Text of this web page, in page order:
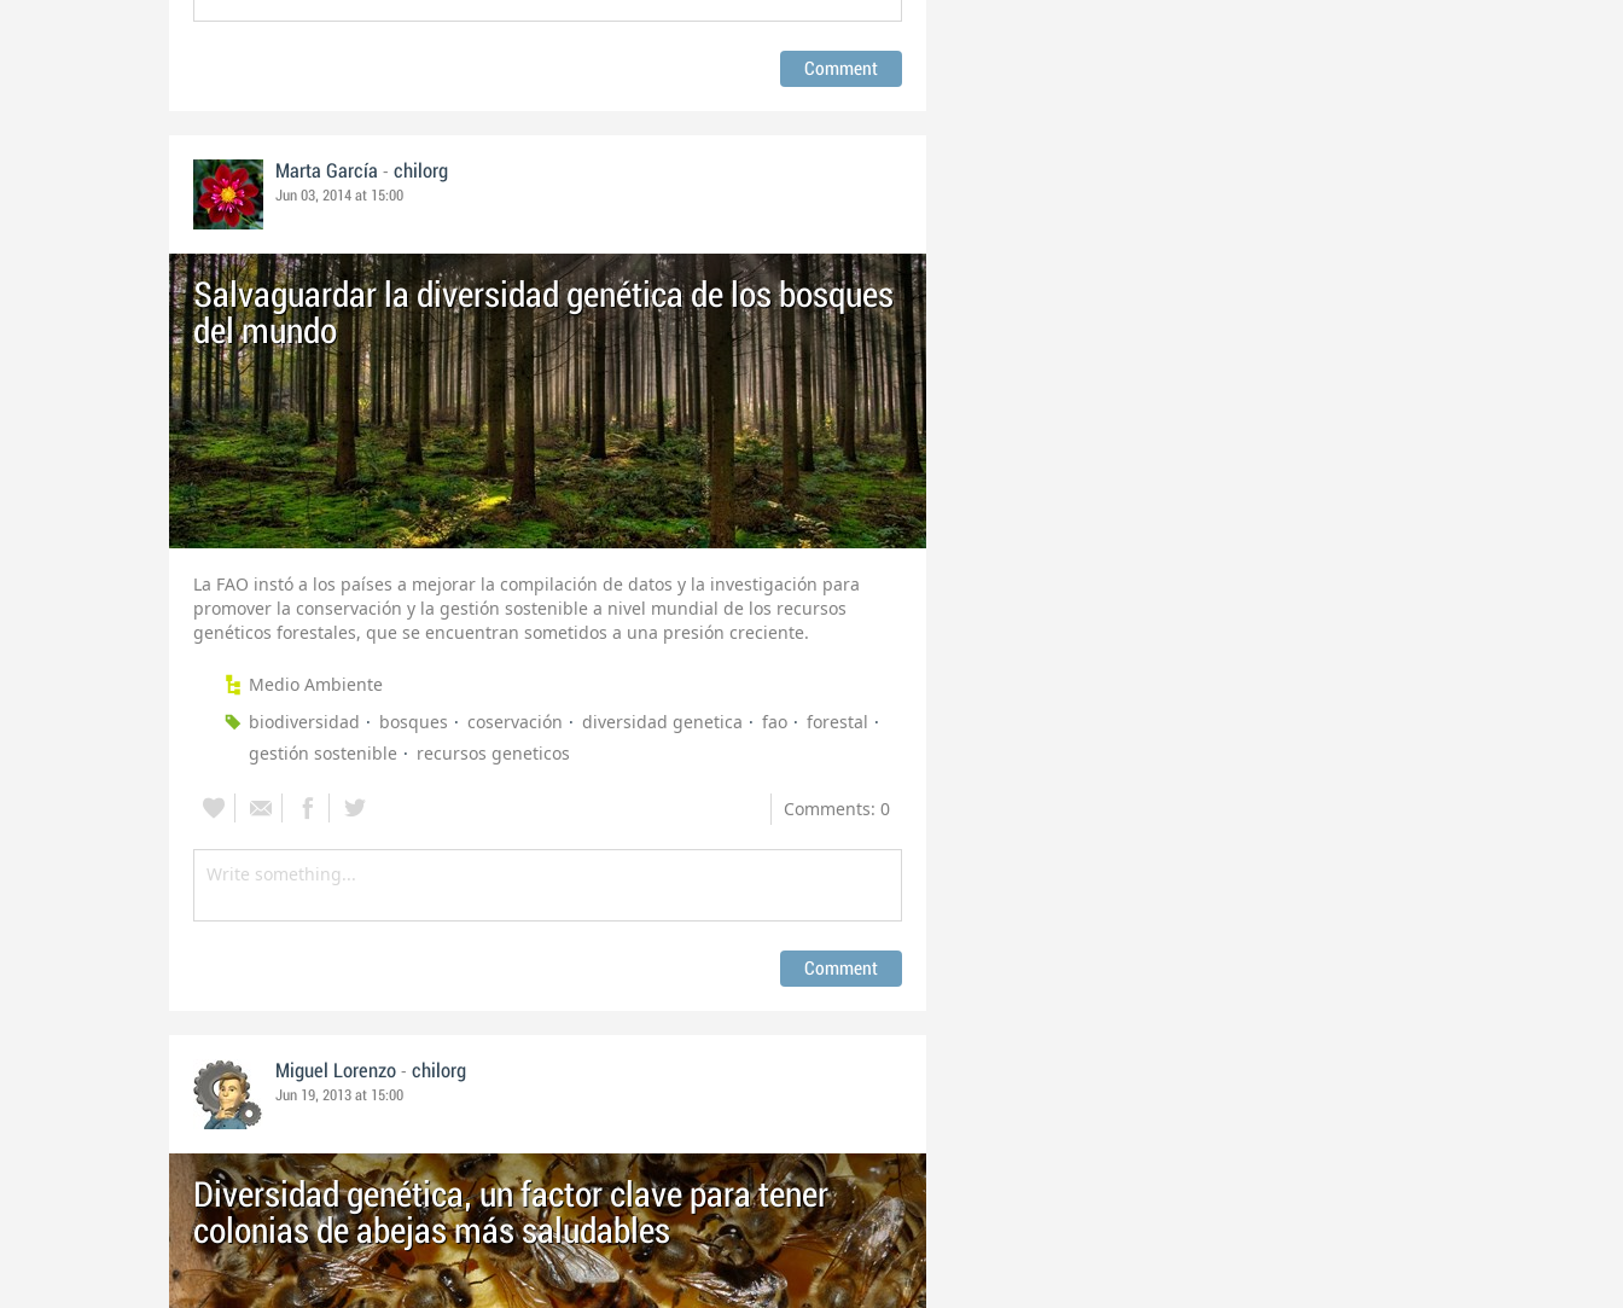
Marta García - chilorg
Jun 03, 2014 at 15:00
Salvaguardar la diversidad genética de los bosques
del mundo
La FAO instó a los países a mejorar la compilación de datos y la investigación para
promover la conservación y la gestión sostenible a nivel mundial de los recursos
genéticos forestales, que se encuentran sometidos a una presión creciente.
Medio Ambiente
biodiversidad
bosques coservación diversidad genetica fao
forestal
gestión sostenible
recursos geneticos
Comments: 0
Miguel Lorenzo - chilorg
Jun 19, 2013 at 15:00
Diversidad genética, un factor clave para tener
colonias de abejas más saludables